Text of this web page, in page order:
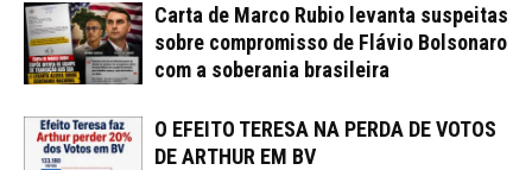
Carta de Marco Rubio levanta suspeitas
sobre compromisso de Flávio Bolsonaro
com a soberania brasileira
O EFEITO TERESA NA PERDA DE VOTOS
DE ARTHUR EM BV